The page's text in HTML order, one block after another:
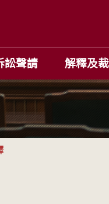
訟聲請 解釋及裁